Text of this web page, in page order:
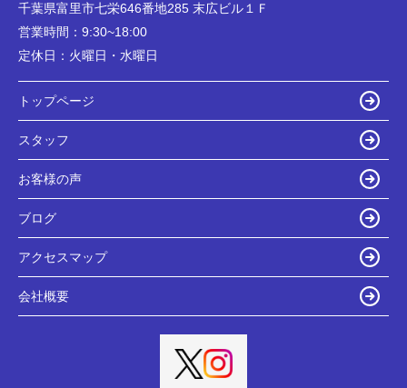
千葉県富里市七栄646番地285 末広ビル１Ｆ
営業時間： 9:30~18:00
定休日： 火曜日・水曜日
トップページ
スタッフ
お客様の声
ブログ
アクセスマップ
会社概要